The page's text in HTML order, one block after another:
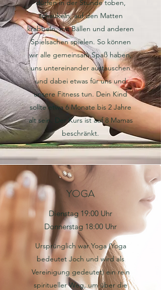
dürfen in der Stunde toben,
schaukeln, auf den Matten
krabbeln, mit Bällen und anderen
Spielsachen spielen. So können
wir alle gemeinsam Spaß haben,
uns untereinander austauschen
und dabei etwas für uns und
unsere Fitness tun. Dein Kind
sollte etwa 6 Monate bis 2 Jahre
alt sein. Der Kurs ist auf 8 Mamas
beschränkt.
YOGA
Dienstag 19:00 Uhr
Donnerstag 18:00 Uhr
Ursprünglich war Yoga (Yoga
bedeutet Joch und wird als
Vereinigung gedeutet) ein rein
spiritueller Weg, um über die